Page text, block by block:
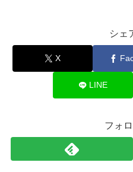
シェ
X
LINE
フォ